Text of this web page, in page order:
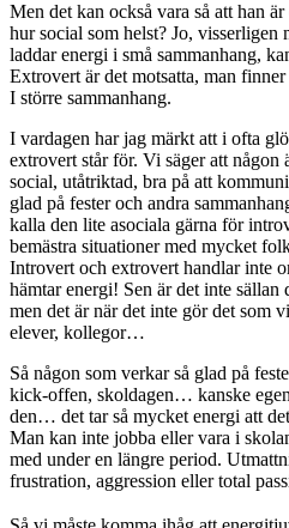
Men det kan också vara så att han
hur social som helst? Jo, visserligen
laddar energi i små sammanhang,
Extrovert är det motsatta, man
I större sammanhang.
I vardagen har jag märkt att i ofta
extrovert står för. Vi säger att någon
social, utåtriktad, bra på att
glad på fester och andra
kalla den lite asociala gärna för
bemästra situationer med mycket
Introvert och extrovert handlar inte
hämtar energi! Sen är det inte
men det är när det inte gör det som
elever, kollegor…
Så någon som verkar så glad på
kick-offen, skoldagen… kanske
den… det tar så mycket energi att
Man kan inte jobba eller vara i
med under en längre period.
frustration, aggression eller total